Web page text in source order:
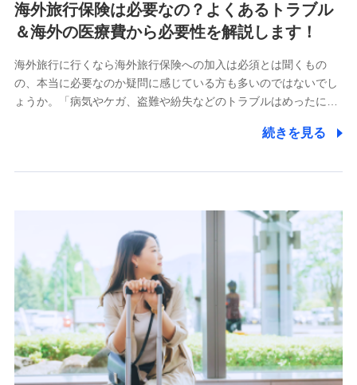
海外旅行保険は必要なの？よくあるトラブル
＆海外の医療費から必要性を解説します！
海外旅行に行くなら海外旅行保険への加入は必須とは聞くもの
の、本当に必要なのか疑問に感じている方も多いのではないでし
ょうか。「病気やケガ、盗難や紛失などのトラブルはめったに…
続きを見る